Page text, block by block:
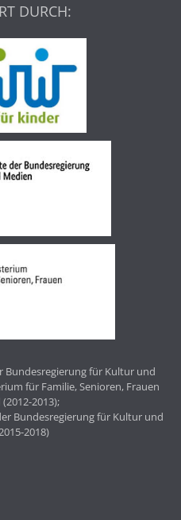
DURCH:
Bundesregierung für Kultur und
für Familie, Senioren, Frauen
2013);
Bundesregierung für Kultur und
2018)